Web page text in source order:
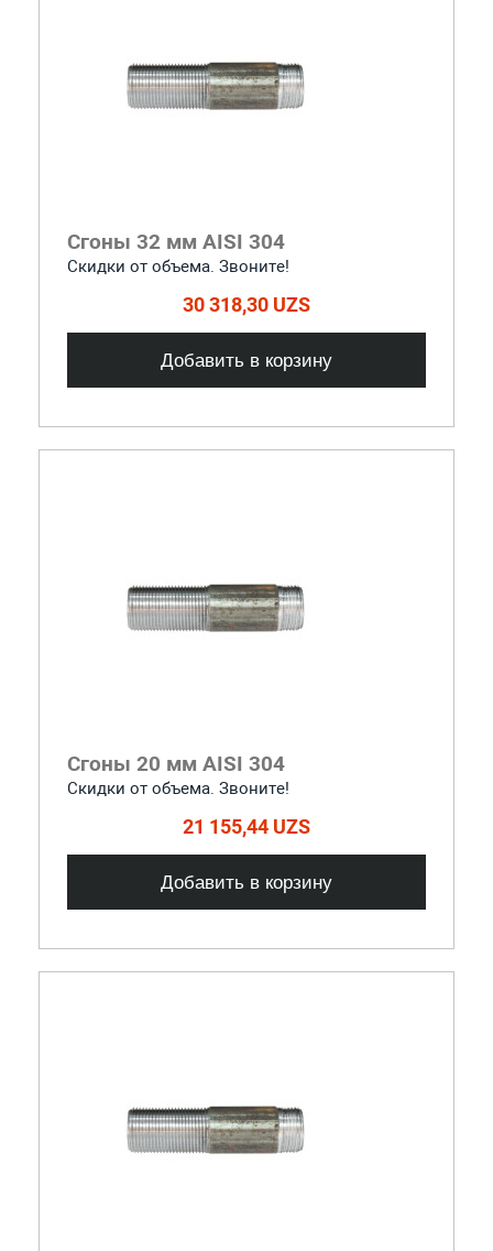
Сгоны 32 мм AISI 304
Скидки от объема. Звоните!
30 318,30 UZS
Добавить в корзину
Сгоны 20 мм AISI 304
Скидки от объема. Звоните!
21 155,44 UZS
Добавить в корзину